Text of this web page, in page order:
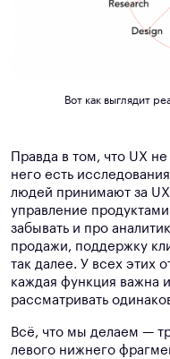
Вот как выглядит
Правда в том, что UX
него есть
людей принимают за
управление
забывать и про
продажи, поддержку
так далее. У всех этих
каждая функция важна
рассматривать
Всё, что мы делаем —
левого нижнего